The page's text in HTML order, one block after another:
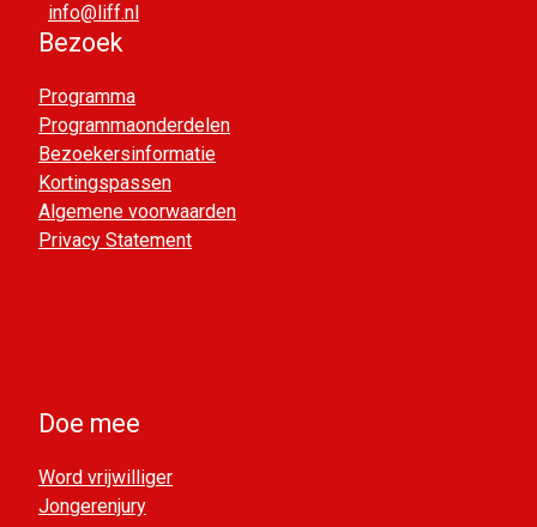
info@liff.nl
Bezoek
Programma
Programmaonderdelen
Bezoekersinformatie
Kortingspassen
Algemene voorwaarden
Privacy Statement
Doe mee
Word vrijwilliger
Jongerenjury